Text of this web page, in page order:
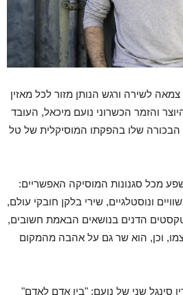
לשירה ורגש הנותן מזור לכל מאזין
והזמר הכשרוני נועם מיכאל, העובד
שלו בהפקתו המוסיקלית של טל
מכל סגנונות המוסיקה האפשריים:
ונוסטלגיים, שירי בלקן חובקי עולם,
טקסטים הדנים בנושאים הבאמת חשובים,
וכן, הוא שר גם על אהבה מהמקום
סינגל שני של נועם: "בין אדם לאדם"